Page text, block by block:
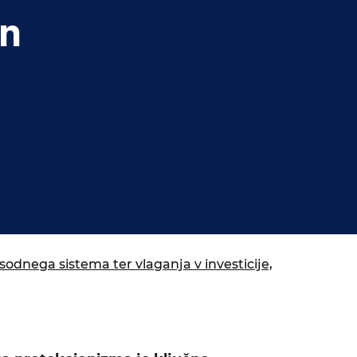
sistema ter vlaganja v investicije,